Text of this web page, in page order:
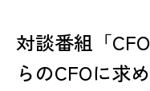
対談番組「
らのCFOに求